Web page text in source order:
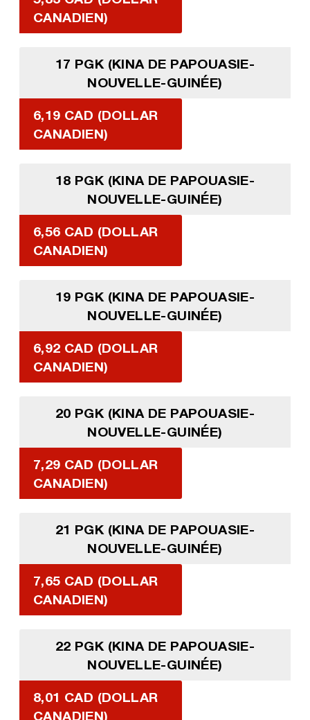
CANADIEN)
17 PGK (KINA DE PAPOUASIE-
NOUVELLE-GUINÉE)
6,19 CAD (DOLLAR
CANADIEN)
18 PGK (KINA DE PAPOUASIE-
NOUVELLE-GUINÉE)
6,56 CAD (DOLLAR
CANADIEN)
19 PGK (KINA DE PAPOUASIE-
NOUVELLE-GUINÉE)
6,92 CAD (DOLLAR
CANADIEN)
20 PGK (KINA DE PAPOUASIE-
NOUVELLE-GUINÉE)
7,29 CAD (DOLLAR
CANADIEN)
21 PGK (KINA DE PAPOUASIE-
NOUVELLE-GUINÉE)
7,65 CAD (DOLLAR
CANADIEN)
22 PGK (KINA DE PAPOUASIE-
NOUVELLE-GUINÉE)
8,01 CAD (DOLLAR
CANADIEN)